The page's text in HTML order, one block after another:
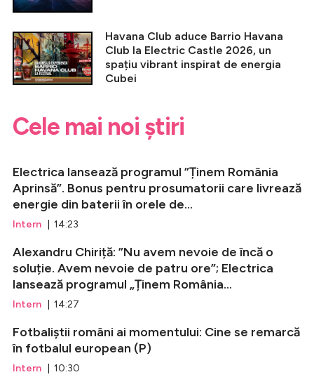
Havana Club aduce Barrio Havana
Club la Electric Castle 2026, un
spațiu vibrant inspirat de energia
Cubei
Cele mai noi știri
Electrica lansează programul ”Ținem România
Aprinsă”. Bonus pentru prosumatorii care livrează
energie din baterii în orele de...
Intern | 14:23
Alexandru Chiriță: ”Nu avem nevoie de încă o
soluție. Avem nevoie de patru ore”; Electrica
lansează programul „Ținem România...
Intern | 14:27
Fotbaliștii români ai momentului: Cine se remarcă
în fotbalul european (P)
Intern | 10:30